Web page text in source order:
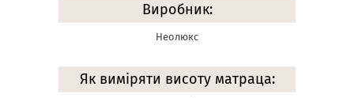
Виробник:
Неолюкс
Як виміряти висоту матраца: